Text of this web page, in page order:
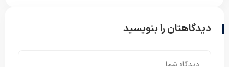
دیدگاهتان را بنویسید